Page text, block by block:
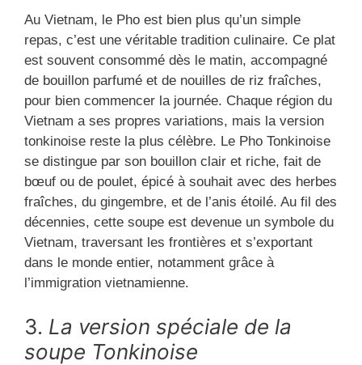
Au Vietnam, le Pho est bien plus qu’un simple
repas, c’est une véritable tradition culinaire. Ce plat
est souvent consommé dès le matin, accompagné
de bouillon parfumé et de nouilles de riz fraîches,
pour bien commencer la journée. Chaque région du
Vietnam a ses propres variations, mais la version
tonkinoise reste la plus célèbre. Le Pho Tonkinoise
se distingue par son bouillon clair et riche, fait de
bœuf ou de poulet, épicé à souhait avec des herbes
fraîches, du gingembre, et de l’anis étoilé. Au fil des
décennies, cette soupe est devenue un symbole du
Vietnam, traversant les frontières et s’exportant
dans le monde entier, notamment grâce à
l’immigration vietnamienne.
3. La version spéciale de la
soupe Tonkinoise